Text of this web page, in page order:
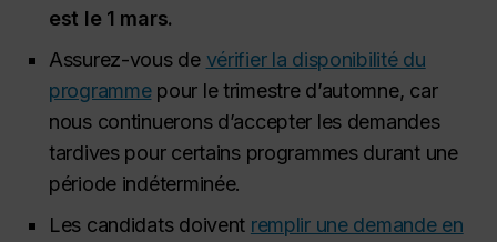
est le 1 mars.
Assurez-vous de vérifier la disponibilité du
programmepour le trimestre d’automne, car
nous continuerons d’accepter les demandes
tardives pour certains programmes durant une
période indéterminée.
Les candidats doivent remplir une demande en